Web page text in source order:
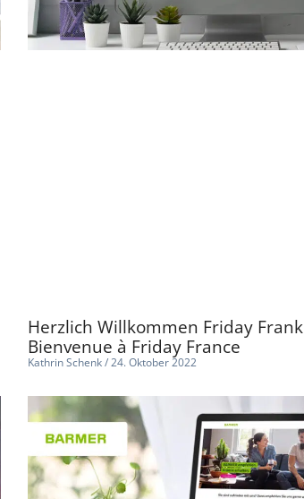
Herzlich Willkommen Friday
Bienvenue à Friday France
Kathrin Schenk 24. Oktober 2022